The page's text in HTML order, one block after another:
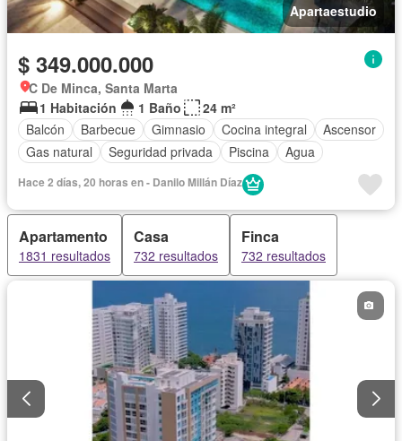
Apartaestudio
$ 349.000.000
C De Minca, Santa Marta
1 Habitación
1 Baño
24 m²
Balcón
Barbecue Gimnasio Cocina integral
Ascensor
Gas natural
Seguridad privada Piscina Agua
Hace 2 días, 20 horas en - Danilo Millán Díaz
Apartamento
1831 resultados
Casa
732 resultados
Finca
732 resultados